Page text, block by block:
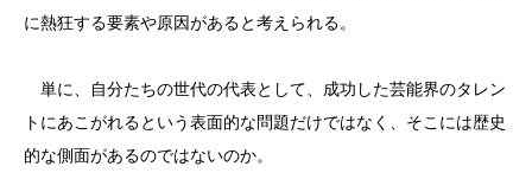
に熱狂する要素や原因があると考えられる。
単に、自分たちの世代の代表として、成功した芸能界のタレン
トにあこがれるという表面的な問題だけではなく、そこには歴史
的な側面があるのではないのか。